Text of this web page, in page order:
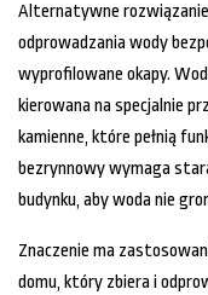
Alternatywne
odprowadzania wody
wyprofilowane okapy.
kierowana na specjalnie
kamienne, które pełnią
bezrynnowy wymaga
budynku, aby woda nie
Znaczenie ma
domu, który zbiera i